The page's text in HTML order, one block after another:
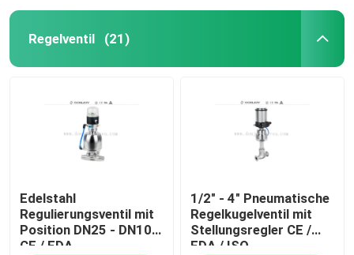
Regelventil (21)
Edelstahl
Regulierungsventil mit
Position DN25 - DN100
CE / FDA
1/2" - 4" Pneumatische
Regelkugelventil mit
Stellungsregler CE /
FDA / ISO